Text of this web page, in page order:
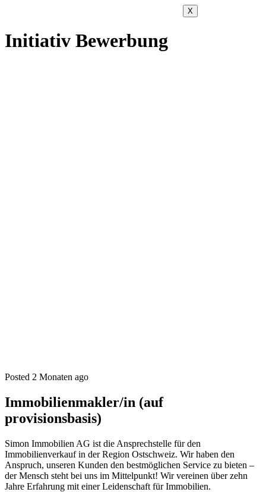
X
Initiativ Bewerbung
Posted 2 Monaten ago
Immobilienmakler/in (auf
provisionsbasis)
Simon Immobilien AG ist die Ansprechstelle für den
Immobilienverkauf in der Region Ostschweiz. Wir haben den
Anspruch, unseren Kunden den bestmöglichen Service zu bieten –
der Mensch steht bei uns im Mittelpunkt! Wir vereinen über zehn
Jahre Erfahrung mit einer Leidenschaft für Immobilien.